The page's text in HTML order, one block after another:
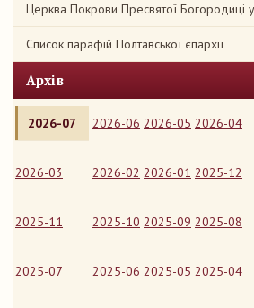
Церква Покрови Пресвятої Богородиці
Список парафій Полтавської єпархії
Архів
2026-07 2026-06 2026-05 2026-04
2026-03 2026-02 2026-01 2025-12
2025-11 2025-10 2025-09 2025-08
2025-07 2025-06 2025-05 2025-04